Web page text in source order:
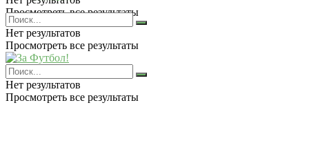
Просмотреть все результаты
Нет результатов
Просмотреть все результаты
Нет результатов
Просмотреть все результаты